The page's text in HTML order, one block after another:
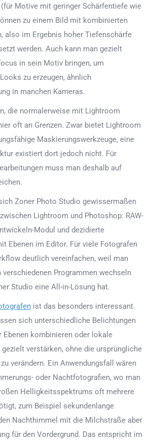
Motive mit geringer Schärfentiefe wie
zu einem Bild mit kombinierten
also im Ergebnis hoher Tiefenschärfe
werden. Auch kann man gezielt
in sein Motiv bringen, um
zu erzeugen, ähnlich
in manchen Kameras.
die normalerweise mit Lightroom
oft an Grenzen. Zwar bietet Lightroom
Maskierungswerkzeuge, eine
existiert dort jedoch nicht. Für
muss man deshalb auf
Zoner Photo Studio gewissermaßen
Lightroom und Photoshop: RAW-
Modul und dezidierte
Ebenen im Editor. Für viele Fotografen
deutlich vereinfachen, weil man
verschiedenen Programmen wechseln
Studio eine All-in-Lösung hat.
ist das besonders interessant.
sich unterschiedliche Belichtungen
Ebenen kombinieren oder lokale
verstärken, ohne die ursprüngliche
zu verändern. Ein Anwendungsfall wären
oder Nachtfotografien, wo man
Helligkeitsspektrums oft mehrere
zum Beispiel sekundenlange
Nachthimmel mit die Milchstraße aber
für den Vordergrund. Das entspricht im